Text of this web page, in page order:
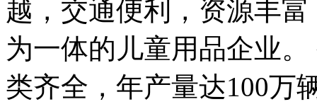
越，交通便利，资源丰
为一体的儿童用品企业
类齐全，年产量达100万